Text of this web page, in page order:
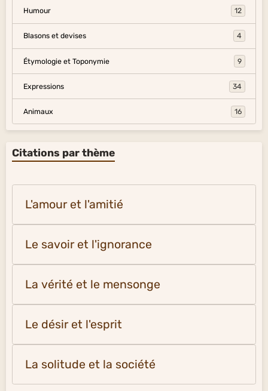
Humour 12
Blasons et devises 4
Étymologie et Toponymie 9
Expressions 34
Animaux 16
Citations par thème
L'amour et l'amitié
Le savoir et l'ignorance
La vérité et le mensonge
Le désir et l'esprit
La solitude et la société